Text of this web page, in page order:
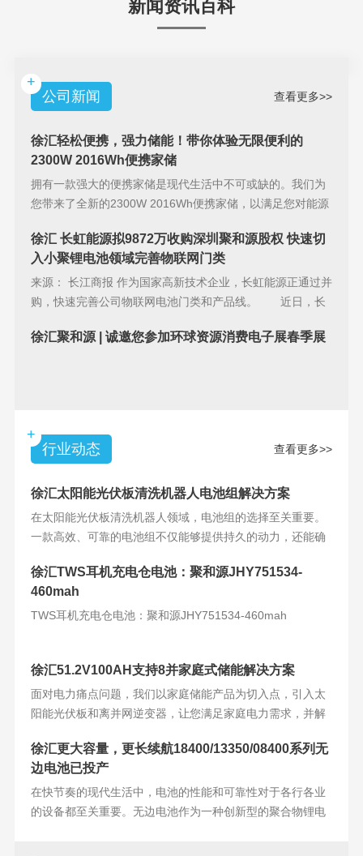
新闻资讯百科
+
公司新闻
查看更多>>
徐汇轻松便携，强力储能！带你体验无限便利的
2300W 2016Wh便携家储
拥有一款强大的便携家储是现代生活中不可或缺的。我们为
您带来了全新的2300W 2016Wh便携家储，以满足您对能源
徐汇 长虹能源拟9872万收购深圳聚和源股权 快速切
入小聚锂电池领域完善物联网门类
来源： 长江商报 作为国家高新技术企业，长虹能源正通过并
购，快速完善公司物联网电池门类和产品线。 近日，长
徐汇聚和源 | 诚邀您参加环球资源消费电子展春季展
+
行业动态
查看更多>>
徐汇太阳能光伏板清洗机器人电池组解决方案
在太阳能光伏板清洗机器人领域，电池组的选择至关重要。
一款高效、可靠的电池组不仅能够提供持久的动力，还能确
徐汇TWS耳机充电仓电池：聚和源JHY751534-
460mah
TWS耳机充电仓电池：聚和源JHY751534-460mah
徐汇51.2V100AH支持8并家庭式储能解决方案
面对电力痛点问题，我们以家庭储能产品为切入点，引入太
阳能光伏板和离并网逆变器，让您满足家庭电力需求，并解
徐汇更大容量，更长续航18400/13350/08400系列无
边电池已投产
在快节奏的现代生活中，电池的性能和可靠性对于各行各业
的设备都至关重要。无边电池作为一种创新型的聚合物锂电